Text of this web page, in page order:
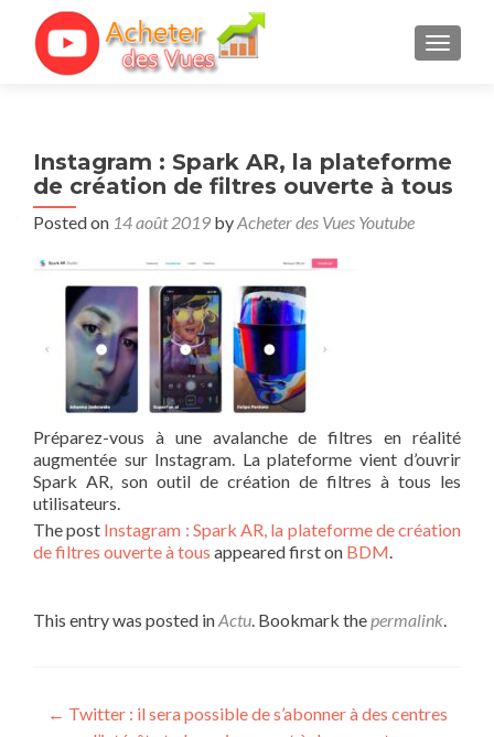
Instagram : Spark AR, la plateforme
de création de filtres ouverte à tous
Posted on 14 août 2019 byAcheter des Vues Youtube
Préparez-vous à une avalanche de filtres en réalité
augmentée sur Instagram. La plateforme vient d’ouvrir
Spark AR, son outil de création de filtres à tous les
utilisateurs.
The post Instagram : Spark AR, la plateforme de création
de filtres ouverte à tous appeared first on BDM.
This entry was posted inActu. Bookmark thepermalink.
Post navigation
← Twitter : il sera possible de s’abonner à des centres